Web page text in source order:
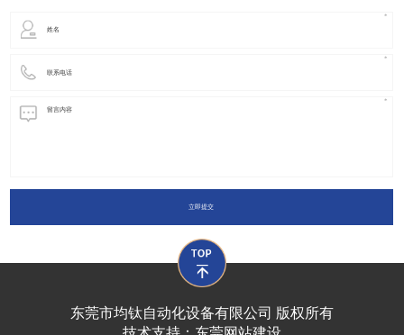
立即提交
东莞市均钛自动化设备有限公司 版权所有